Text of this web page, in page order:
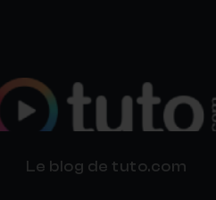
TUTO.COM
Le blog de tuto.com